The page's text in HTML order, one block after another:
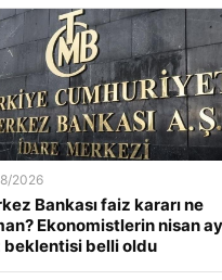
2026
Bankası faiz kararı ne
Ekonomistlerin nisan
beklentisi belli oldu